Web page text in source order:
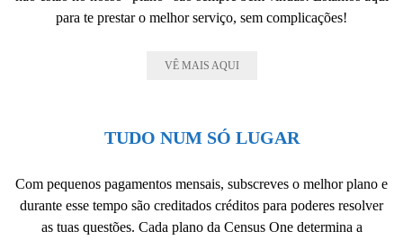
para te prestar o melhor serviço, sem complicações!
VÊ MAIS AQUI
TUDO NUM SÓ LUGAR
Com pequenos pagamentos mensais, subscreves o melhor plano e
durante esse tempo são creditados créditos para poderes resolver
as tuas questões. Cada plano da Census One determina a